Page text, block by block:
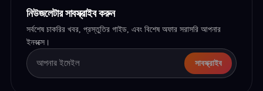
নিউজলেটার সাবস্ক্রাইব করুন
সর্বশেষ চাকরির খবর, প্রস্তুতির গাইড, এবং বিশেষ অফার সরাসরি আপনার
ইনবক্সে।
সাবস্ক্রাইব